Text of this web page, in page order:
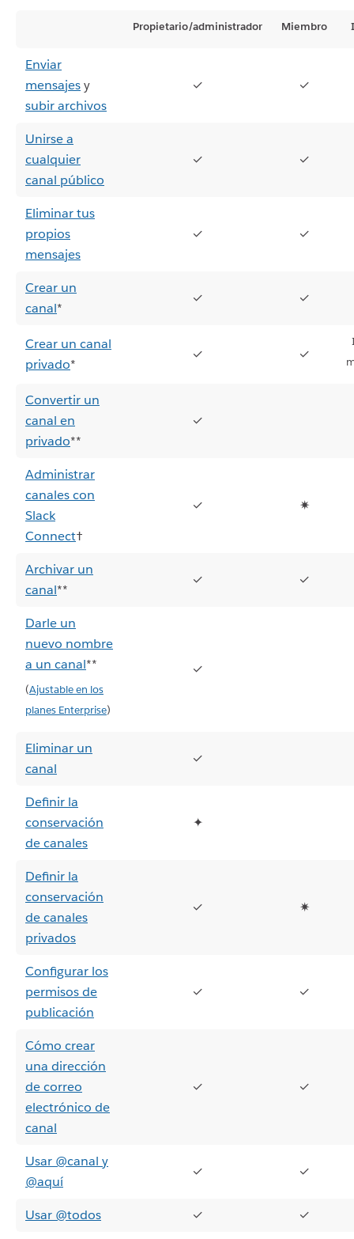
Propietario/administrador Miembro
Enviar
mensajesy
subir archivos
✓ ✓
Unirse a
cualquier
canal público
✓ ✓
Eliminar tus
propios
mensajes
✓ ✓
Crear un
canal*
✓ ✓
Crear un canal
privado*
✓ ✓
Convertir un
canal en
privado**
✓
Administrar
canales con
Slack
Connect†
✓ ✷
Archivar un
canal**
✓ ✓
Darle un
nuevo nombre
a un canal**
(Ajustable en los
planes Enterprise)
✓
Eliminar un
canal
✓
Definir la
conservación
de canales
✦
Definir la
conservación
de canales
privados
✓ ✷
Configurar los
permisos de
publicación
✓ ✓
Cómo crear
una dirección
de correo
electrónico de
canal
✓ ✓
Usar @canal y
@aquí
✓ ✓
Usar @todos ✓
✓